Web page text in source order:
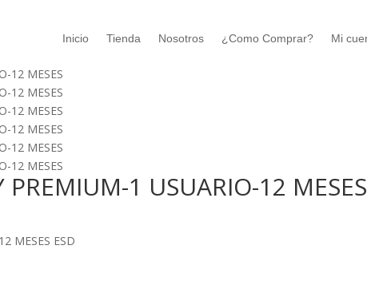
Inicio Tienda Nosotros ¿Como Comprar? Mi
PREMIUM-1 USUARIO-12 MESES
MESES ESD